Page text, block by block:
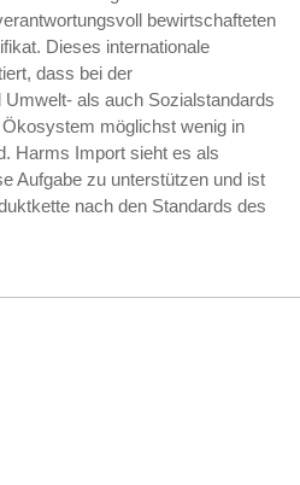
bewirtschafteten
Dieses internationale
dass bei der
als auch Sozialstandards
möglichst wenig in
Harms Import sieht es als
Aufgabe zu unterstützen und ist
nach den Standards des